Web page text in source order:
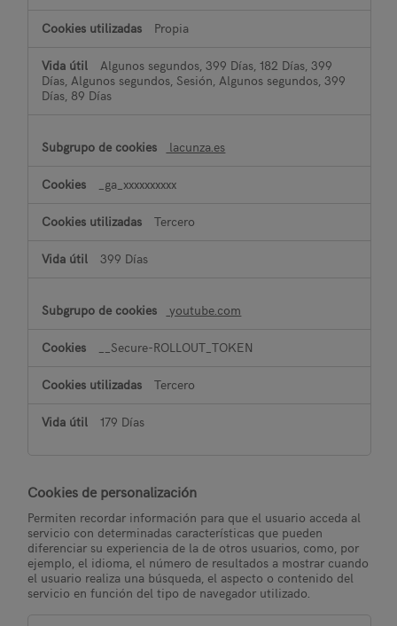
Propia
Algunos segundos, 399 Días, 182 Días, 399
Días, Algunos segundos, Sesión, Algunos segundos, 399
Días, 89 Días
lacunza.es
_ga_xxxxxxxxxx
Tercero
399 Días
youtube.com
__Secure-ROLLOUT_TOKEN
Tercero
179 Días
Cookies de personalización
Permiten recordar información para que el usuario acceda al
servicio con determinadas características que pueden
diferenciar su experiencia de la de otros usuarios, como, por
ejemplo, el idioma, el número de resultados a mostrar cuando
el usuario realiza una búsqueda, el aspecto o contenido del
servicio en función del tipo de navegador utilizado.